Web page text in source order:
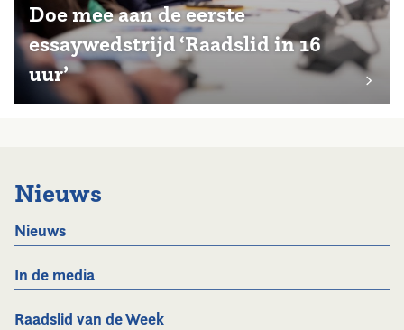
Doe mee aan de eerste
essaywedstrijd ‘Raadslid in 16
uur’
Nieuws
Nieuws
In de media
Raadslid van de Week